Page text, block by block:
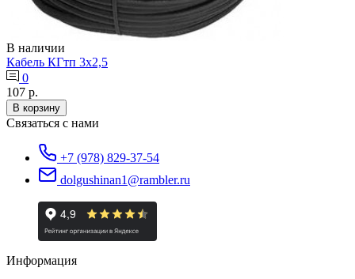
В наличии
Кабель КГтп 3х2,5
0
107 р.
В корзину
Связаться с нами
+7 (978) 829-37-54
dolgushinan1@rambler.ru
Информация